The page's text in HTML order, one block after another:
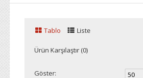
Tablo Liste
Ürün Karşılaştır (0)
Göster: